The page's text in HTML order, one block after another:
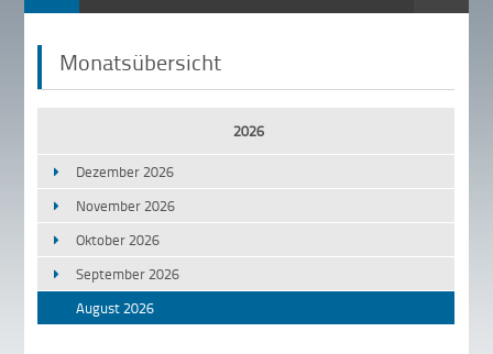
Monatsübersicht
2026
Dezember 2026
November 2026
Oktober 2026
September 2026
August 2026